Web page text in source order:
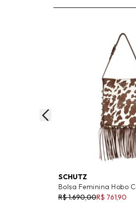
SCHUTZ
Bolsa Feminina Hobo
R$ 1.690,00R$ 761,90